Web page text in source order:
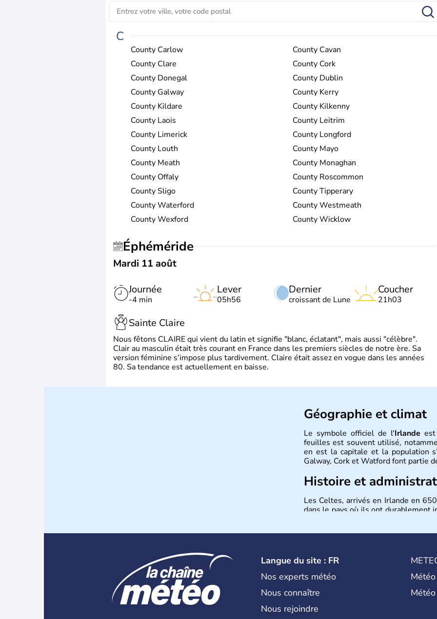
C
County Carlow
County Cavan
County Clare
County Cork
County Donegal
County Dublin
County Galway
County Kerry
County Kildare
County Kilkenny
County Laois
County Leitrim
County Limerick
County Longford
County Louth
County Mayo
County Meath
County Monaghan
County Offaly
County Roscommon
County Sligo
County Tipperary
County Waterford
County Westmeath
County Wexford
County Wicklow
Éphéméride
Mardi 11 août
Journée
-4 min
Dernier
croissant de Lune
Lever
05h56
Coucher
21h03
Sainte Claire
Nous fêtons CLAIRE qui vient du latin et signifie "blanc, éclatant", mais aussi "célèbre".
Clair au masculin était très courant en France dans les premiers siècles de notre ère. Sa
version féminine s’impose plus tardivement. Claire était assez en vogue dans les années
80. Sa tendance est actuellement en baisse.
Géographie et climat
Le symbole officiel de l'Irlande
feuilles est souvent utilisé,
en est la capitale et la population
Galway, Cork et Watford font partie
Histoire et
Les Celtes, arrivés en Irlande en
dans le pays où ils ont durablement
Langue du site : FR
Nos experts météo
Nous connaître
Nous rejoindre